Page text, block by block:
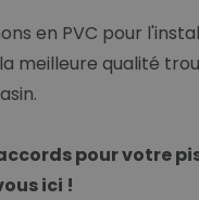
en PVC pour
meilleure qualité
pour votre
ici !